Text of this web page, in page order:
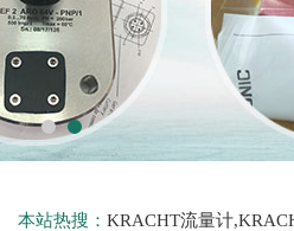
本站热搜： KRACHT流量计